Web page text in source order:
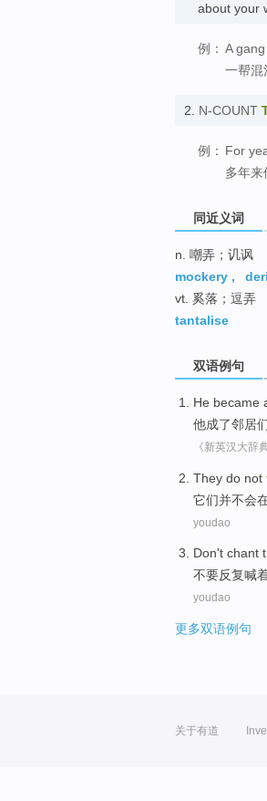
about your
例： A
一帮混
2. N-COUNT
例： For
多年来
同近义词
n. 嘲弄；讥讽
mockery ,
vt. 奚落；逗弄
tantalise
双语例句
He became
他成了邻居
《新英汉大辞典
They do not
它们并不会
youdao
Don't chant
不要反复喊
youdao
更多双语例句
关于有道